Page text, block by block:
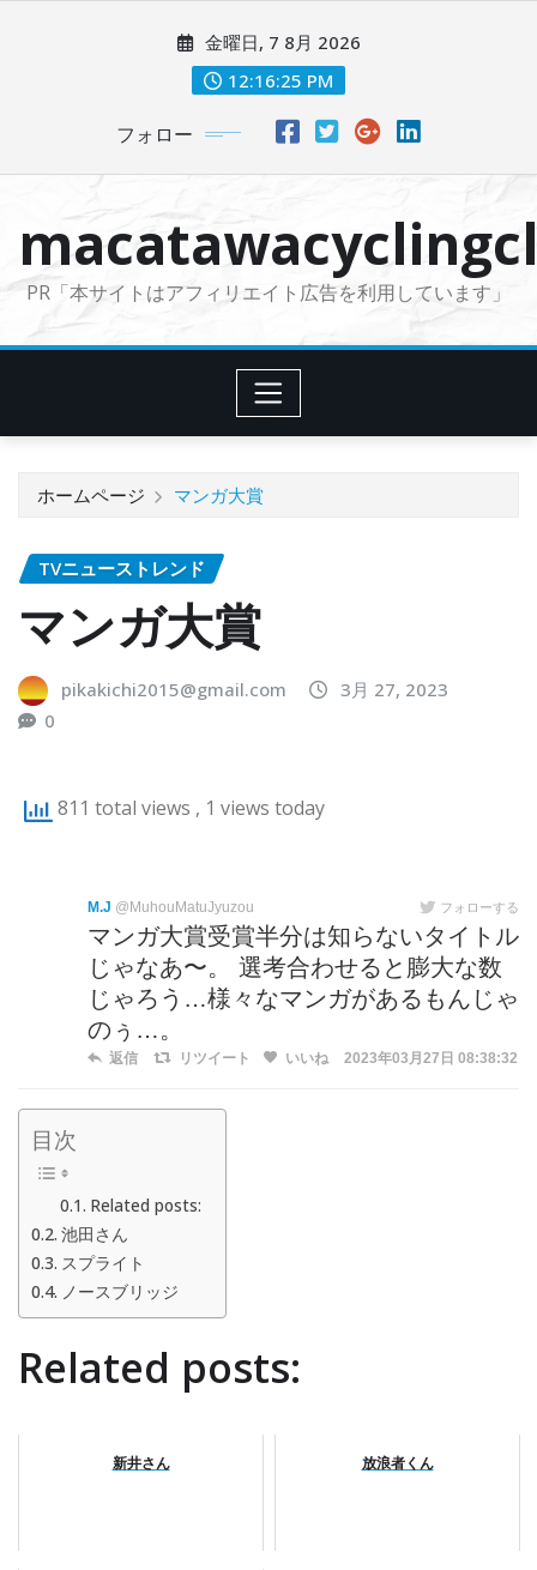
に
金曜日, 7 8月 2026
12:16:26 PM
フォロー
PR「本サイトはアフィリエイト広告を利用しています」
ホームページ マンガ大賞
TVニューストレンド
マンガ大賞
pikakichi2015@gmail.com
3月 27, 2023
0
811 total views , 1 views today
M.J @MuhouMatuJyuzou フォローする
マンガ大賞受賞半分は知らないタイトル
じゃなあ〜。 選考合わせると膨大な数
じゃろう…様々なマンガがあるもんじゃ
のぅ…。
返信 リツイート いいね 2023年03月27日 08:38:32
目次
Related posts:
池田さん
スプライト
ノースブリッジ
Related posts:
新井さん 放浪者くん